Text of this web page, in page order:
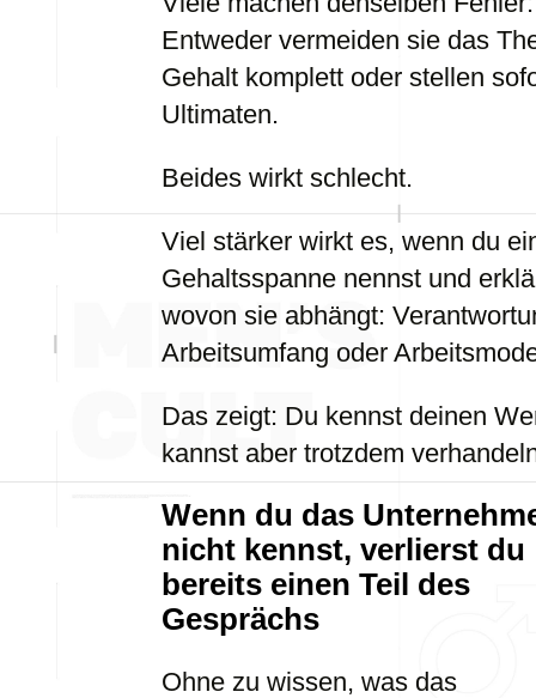
Entweder vermeiden sie das
Gehalt komplett oder stellen
Ultimaten.
Beides wirkt schlecht.
Viel stärker wirkt es, wenn du
Gehaltsspanne nennst und
wovon sie abhängt:
Arbeitsumfang oder
Das zeigt: Du kennst deinen
kannst aber trotzdem
Wenn du das
nicht kennst, verlierst du
bereits einen Teil des
Gesprächs
Ohne zu wissen, was das